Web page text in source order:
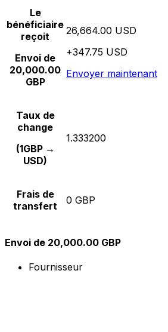
Le
bénéficiaire
reçoit
Envoi de
20,000.00
GBP
26,664.00 USD
+347.75 USD
Envoyer maintenant
Taux de
change
(1GBP →
USD)
1.333200
Frais de
transfert
0 GBP
Envoi de 20,000.00 GBP
Fournisseur